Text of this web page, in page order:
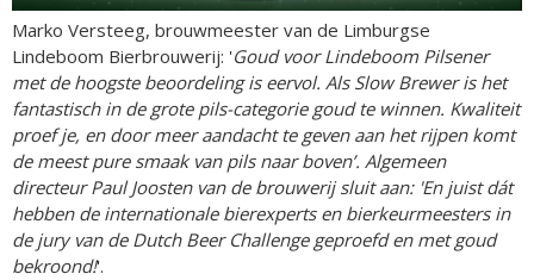
Marko Versteeg, brouwmeester van de Limburgse
Lindeboom Bierbrouwerij: 'Goud voor Lindeboom Pilsener
met de hoogste beoordeling is eervol. Als Slow Brewer is het
fantastisch in de grote pils-categorie goud te winnen. Kwaliteit
proef je, en door meer aandacht te geven aan het rijpen komt
de meest pure smaak van pils naar boven’. Algemeen
directeur Paul Joosten van de brouwerij sluit aan: 'En juist dát
hebben de internationale bierexperts en bierkeurmeesters in
de jury van de Dutch Beer Challenge geproefd en met goud
bekroond!'.